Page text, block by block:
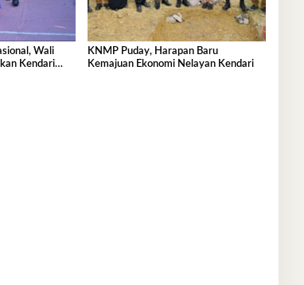
Wali
Kendari
KNMP Puday, Harapan Baru
Kemajuan Ekonomi Nelayan Kendari